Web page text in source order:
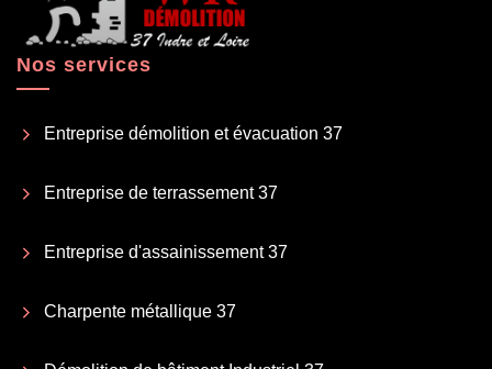
Nos services
Entreprise démolition et évacuation 37
Entreprise de terrassement 37
Entreprise d'assainissement 37
Charpente métallique 37